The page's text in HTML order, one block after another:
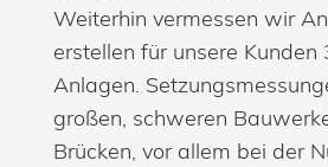
Weiterhin vermessen wir
erstellen für unsere Kunden
Anlagen.
großen, schweren
Brücken, vor allem bei der